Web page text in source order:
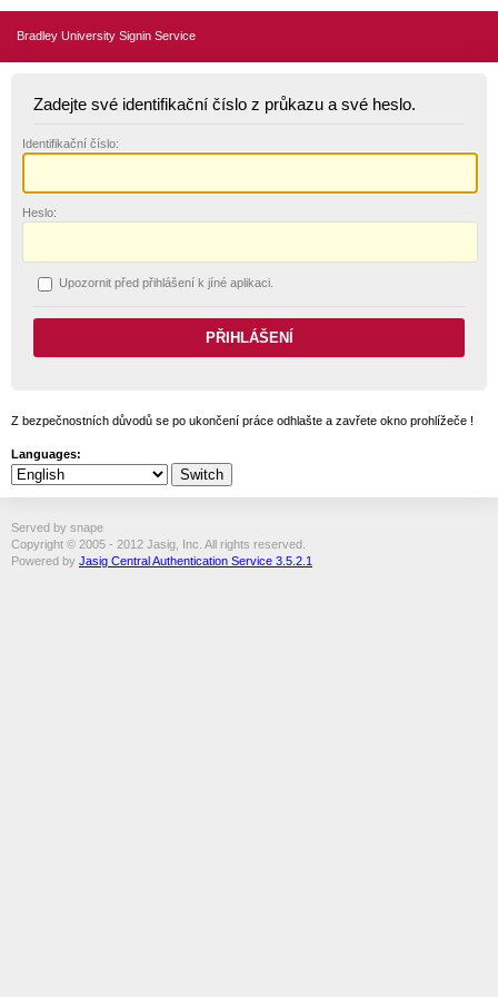
Bradley University Signin Service
Zadejte své identifikační číslo z průkazu a své heslo.
Identifikační číslo:
Heslo:
Upozornit před přihlášení k jíné aplikaci.
Z bezpečnostních důvodů se po ukončení práce odhlašte a zavřete okno prohlížeče !
Languages:
Served by snape
Copyright © 2005 - 2012 Jasig, Inc. All rights reserved.
Powered by Jasig Central Authentication Service 3.5.2.1